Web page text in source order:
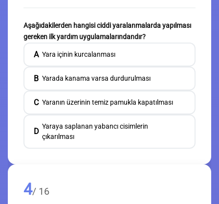
Aşağıdakilerden hangisi ciddi yaralanmalarda yapılması
gereken ilk yardım uygulamalarındandır?
A Yara içinin kurcalanması
B Yarada kanama varsa durdurulması
C Yaranın üzerinin temiz pamukla kapatılması
D
Yaraya saplanan yabancı cisimlerin
çıkarılması
4/ 16